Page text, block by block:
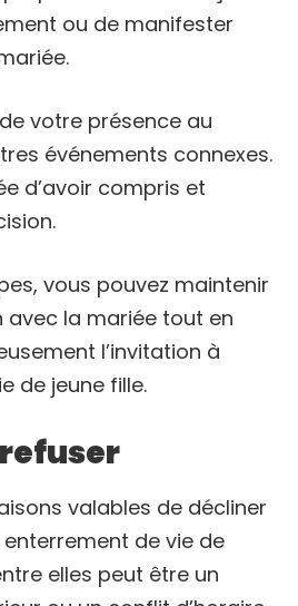
ou de manifester
votre présence au
événements connexes.
d’avoir compris et
vous pouvez maintenir
avec la mariée tout en
l’invitation à
de jeune fille.
valables de décliner
de vie de
elles peut être un